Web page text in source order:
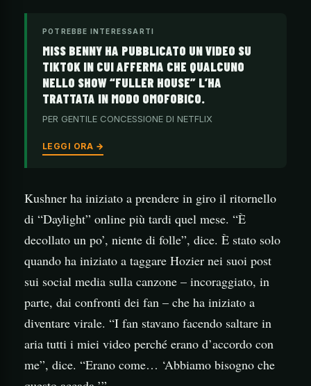
POTREBBE INTERESSARTI
MISS BENNY HA PUBBLICATO UN VIDEO SU
TIKTOK IN CUI AFFERMA CHE QUALCUNO
NELLO SHOW “FULLER HOUSE” L’HA
TRATTATA IN MODO OMOFOBICO.
PER GENTILE CONCESSIONE DI NETFLIX
LEGGI ORA →
Kushner ha iniziato a prendere in giro il ritornello
di “Daylight” online più tardi quel mese. “È
decollato un po’, niente di folle”, dice. È stato solo
quando ha iniziato a taggare Hozier nei suoi post
sui social media sulla canzone – incoraggiato, in
parte, dai confronti dei fan – che ha iniziato a
diventare virale. “I fan stavano facendo saltare in
aria tutti i miei video perché erano d’accordo con
me”, dice. “Erano come… ‘Abbiamo bisogno che